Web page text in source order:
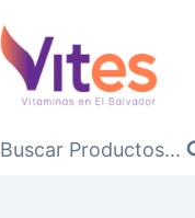
Buscar Productos...